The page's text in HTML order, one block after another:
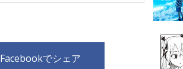
Facebookでシェア